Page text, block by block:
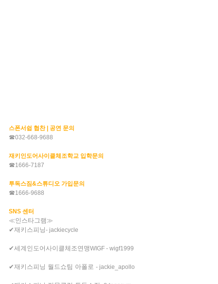
스폰서쉽 협찬 | 공연 문의
☎032-668-9688
재키인도어사이클체조학교 입학문의
☎1666-7187
투독스짐&스튜디오 가입문의
☎1666-9688
SNS 센터
≪인스타그램≫
✔재키스피닝- jackiecycle
✔세계인도어사이클체조연맹WIGF - wigf1999
✔재키스피닝 월드쇼팀 아폴로 - jackie_apollo